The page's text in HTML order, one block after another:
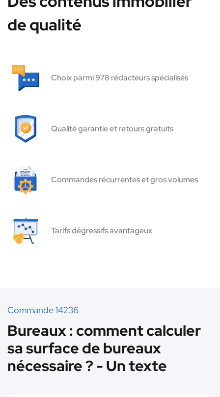
de qualité
Choix parmi 978 rédacteurs spécialisés
Qualité garantie et retours gratuits
Commandes récurrentes et gros volumes
Tarifs dégressifs avantageux
Commande 14236
Bureaux : comment calculer
sa surface de bureaux
nécessaire ? - Un texte